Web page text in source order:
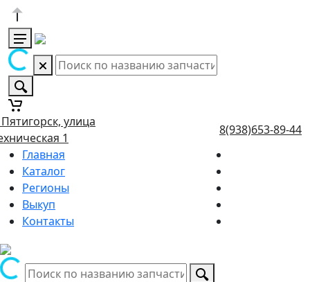
Пятигорск, улица
1
8(938)653-89-44
Главная
Каталог
Регионы
Выкуп
Контакты